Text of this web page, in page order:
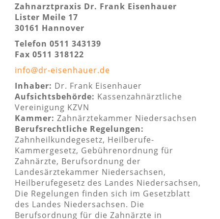
Zahnarztpraxis Dr. Frank Eisenhauer
Lister Meile 17
30161 Hannover
Telefon 0511 343139
Fax 0511 318122
info@dr-eisenhauer.de
Inhaber: Dr. Frank Eisenhauer
Aufsichtsbehörde: Kassenzahnärztliche
Vereinigung KZVN
Kammer: Zahnärztekammer Niedersachsen
Berufsrechtliche Regelungen:
Zahnheilkundegesetz, Heilberufe-
Kammergesetz, Gebührenordnung für
Zahnärzte, Berufsordnung der
Landesärztekammer Niedersachsen,
Heilberufegesetz des Landes Niedersachsen,
Die Regelungen finden sich im Gesetzblatt
des Landes Niedersachsen. Die
Berufsordnung für die Zahnärzte in